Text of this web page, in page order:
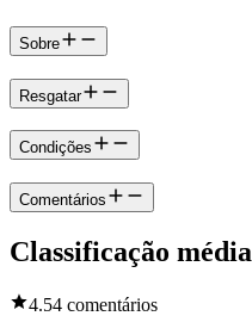
Sobre
Resgatar
Condições
Comentários
Classificação média
4.54 comentários